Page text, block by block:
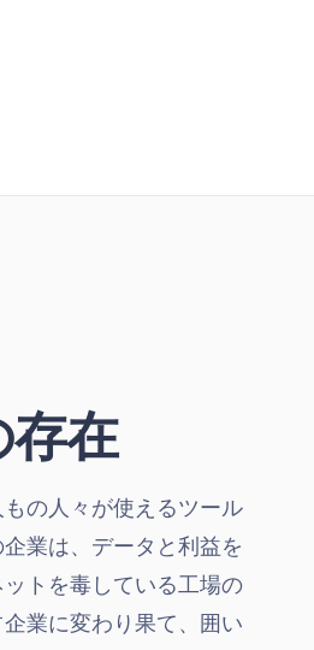
在
の人々が使えるツール
業は、データと利益を
トを毒している工場の
業に変わり果て、囲い